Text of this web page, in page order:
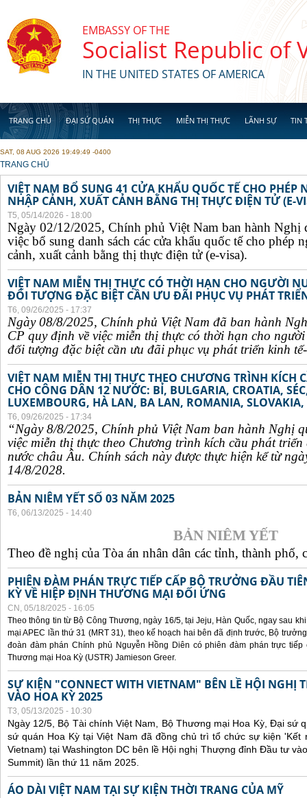
EMBASSY OF THE
Socialist Republic of
IN THE UNITED STATES OF AMERICA
TRANG CHỦ ĐẠI SỨ QUÁN THỊ THỰC MIỄN THỊ THỰC LÃNH SỰ TIN
SAT, 08 AUG 2026 19:49:49 -0400
YOU ARE HERE
TRANG CHỦ
VIỆT NAM BỔ SUNG 41 CỬA KHẨU QUỐC TẾ CHO
NHẬP CẢNH, XUẤT CẢNH BẰNG THỊ THỰC ĐIỆN TỬ (E-
T5, 05/14/2026 - 18:00
Ngày 02/12/2025, Chính phủ Việt Nam ban hành Nghị
việc bổ sung danh sách các cửa khẩu quốc tế cho phép
cảnh, xuất cảnh bằng thị thực điện tử (e-visa).
VIỆT NAM MIỄN THỊ THỰC CÓ THỜI HẠN CHO NGƯỜI
ĐỐI TƯỢNG ĐẶC BIỆT CẦN ƯU ĐÃI PHỤC VỤ PHÁT
T6, 09/26/2025 - 17:37
Ngày 08/8/2025, Chính phủ Việt Nam đã ban hành
CP quy định về việc miễn thị thực có thời hạn cho
đối tượng đặc biệt cần ưu đãi phục vụ phát triển kinh
VIỆT NAM MIỄN THỊ THỰC THEO CHƯƠNG TRÌNH KÍCH
CHO CÔNG DÂN 12 NƯỚC: BỈ, BULGARIA, CROATIA,
LUXEMBOURG, HÀ LAN, BA LAN, ROMANIA, SLOVAKIA,
T6, 09/26/2025 - 17:34
“Ngày 8/8/2025, Chính phủ Việt Nam ban hành Nghị
việc miễn thị thực theo Chương trình kích cầu phát
nước châu Âu. Chính sách này được thực hiện kể từ
14/8/2028.
BẢN NIÊM YẾT SỐ 03 NĂM 2025
T6, 06/13/2025 - 14:40
BẢN NIÊM YẾT
Theo đề nghị của Tòa án nhân dân các tỉnh, thành phố,
PHIÊN ĐÀM PHÁN TRỰC TIẾP CẤP BỘ TRƯỞNG ĐẦU
KỲ VỀ HIỆP ĐỊNH THƯƠNG MẠI ĐỐI ỨNG
CN, 05/18/2025 - 16:05
Theo thông tin từ Bộ Công Thương, ngày 16/5, tại Jeju, Hàn Quốc, ngay sau
mại APEC lần thứ 31 (MRT 31), theo kế hoạch hai bên đã định trước, Bộ
đoàn đàm phán Chính phủ Nguyễn Hồng Diên có phiên đàm phán trực
Thương mại Hoa Kỳ (USTR) Jamieson Greer.
SỰ KIỆN "CONNECT WITH VIETNAM" BÊN LỀ HỘI
VÀO HOA KỲ 2025
T3, 05/13/2025 - 10:30
Ngày 12/5, Bộ Tài chính Việt Nam, Bộ Thương mại Hoa Kỳ, Đại sứ
sứ quán Hoa Kỳ tại Việt Nam đã đồng chủ trì tổ chức sự kiện 'Kết
Vietnam) tại Washington DC bên lề Hội nghị Thượng đỉnh Đầu tư
Summit) lần thứ 11 năm 2025.
ÁO DÀI VIỆT NAM TẠI SỰ KIỆN THỜI TRANG CỦA MỸ